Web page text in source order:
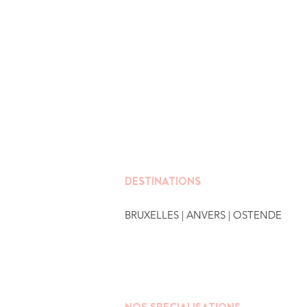
DESTINATIONS
BRUXELLES | ANVERS | OSTENDE